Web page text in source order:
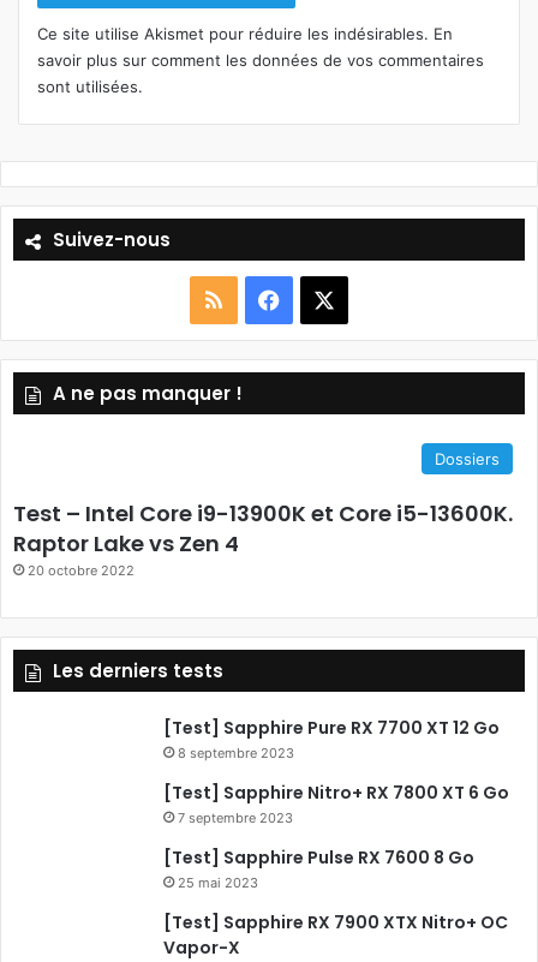
Ce site utilise Akismet pour réduire les indésirables. En
savoir plus sur comment les données de vos commentaires
sont utilisées.
Suivez-nous
RSS Facebook
A ne pas manquer !
Dossiers
Test – Intel Core i9-13900K et Core i5-13600K.
Raptor Lake vs Zen 4
20 octobre 2022
Les derniers tests
[Test] Sapphire Pure RX 7700 XT 12 Go
8 septembre 2023
[Test] Sapphire Nitro+ RX 7800 XT 6 Go
7 septembre 2023
[Test] Sapphire Pulse RX 7600 8 Go
25 mai 2023
[Test] Sapphire RX 7900 XTX Nitro+ OC
Vapor-X